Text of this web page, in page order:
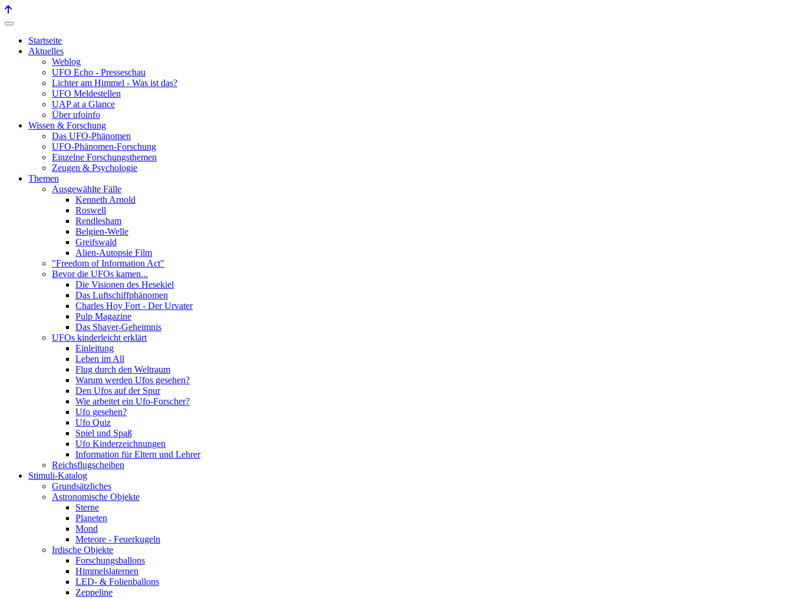
Startseite
Aktuelles
Weblog
UFO Echo - Presseschau
Lichter am Himmel - Was ist das?
UFO Meldestellen
UAP at a Glance
Über ufoinfo
Wissen & Forschung
Das UFO-Phänomen
UFO-Phänomen-Forschung
Einzelne Forschungsthemen
Zeugen & Psychologie
Themen
Ausgewählte Fälle
Kenneth Arnold
Roswell
Rendlesham
Belgien-Welle
Greifswald
Alien-Autopsie Film
"Freedom of Information Act"
Bevor die UFOs kamen...
Die Visionen des Hesekiel
Das Luftschiffphänomen
Charles Hoy Fort - Der Urvater
Pulp Magazine
Das Shaver-Geheimnis
UFOs kinderleicht erklärt
Einleitung
Leben im All
Flug durch den Weltraum
Warum werden Ufos gesehen?
Den Ufos auf der Spur
Wie arbeitet ein Ufo-Forscher?
Ufo gesehen?
Ufo Quiz
Spiel und Spaß
Ufo Kinderzeichnungen
Information für Eltern und Lehrer
Reichsflugscheiben
Stimuli-Katalog
Grundsätzliches
Astronomische Objekte
Sterne
Planeten
Mond
Meteore - Feuerkugeln
Irdische Objekte
Forschungsballons
Himmelslaternen
LED- & Folienballons
Zeppeline